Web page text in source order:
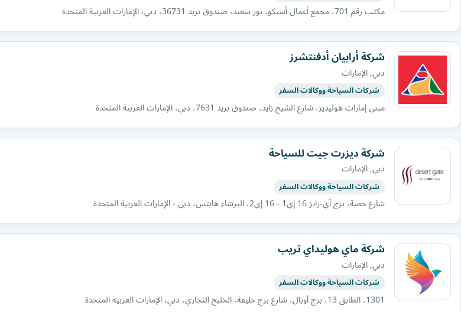
مكتب رقم 701، مجمع أعمال أسيكو، بور سعيد، صندوق بريد 36731، دبي، الإمارات العربية المتحدة
شركة أرابيان أدفنتشرز
دبي, الإمارات
شركات السياحة ووكالات السفر
مبنى إمارات هوليديز، شارع الشيخ زايد، صندوق بريد 7631، دبي، الإمارات العربية المتحدة
شركة ديزرت جيت للسياحة
دبي, الإمارات
شركات السياحة ووكالات السفر
شارع حصة، برج آي-رايز 16 إي1 - 16 إي2، البرشاء هايتس، دبي - الإمارات العربية المتحدة
شركة ماي هوليداي تريب
دبي, الإمارات
شركات السياحة ووكالات السفر
1301، الطابق 13، برج أوبال، شارع برج خليفة، الخليج التجاري، دبي، الإمارات العربية المتحدة